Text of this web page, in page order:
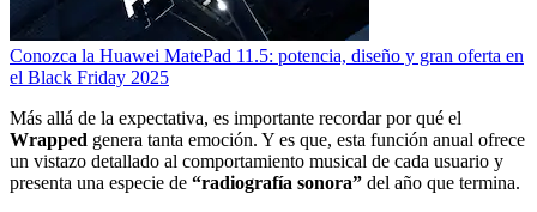
Conozca la Huawei MatePad 11.5: potencia, diseño y gran oferta en
el Black Friday 2025
Más allá de la expectativa, es importante recordar por qué el
Wrapped genera tanta emoción. Y es que, esta función anual ofrece
un vistazo detallado al comportamiento musical de cada usuario y
presenta una especie de “radiografía sonora” del año que termina.